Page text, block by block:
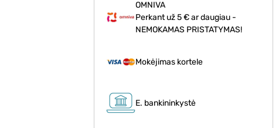
OMNIVA
Perkant už 5 € ar daugiau -
NEMOKAMAS PRISTATYMAS!
Mokėjimas kortele
E. bankininkystė